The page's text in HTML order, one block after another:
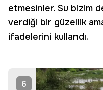
etmesinler. Su bizim
verdiği bir güzellik
ifadelerini kullandı.
6